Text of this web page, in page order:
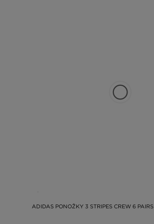
ADIDAS PONOŽKY 3 STRIPES CREW 6 PAIRS